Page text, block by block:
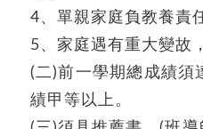
4、單親家庭負教養責
5、家庭遇有重大變故
(二)前一學期總成績須
績甲等以上。